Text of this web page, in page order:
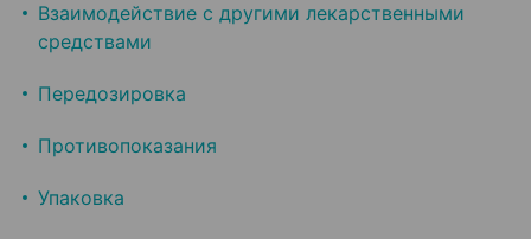
Взаимодействие с другими лекарственными
средствами
Передозировка
Противопоказания
Упаковка